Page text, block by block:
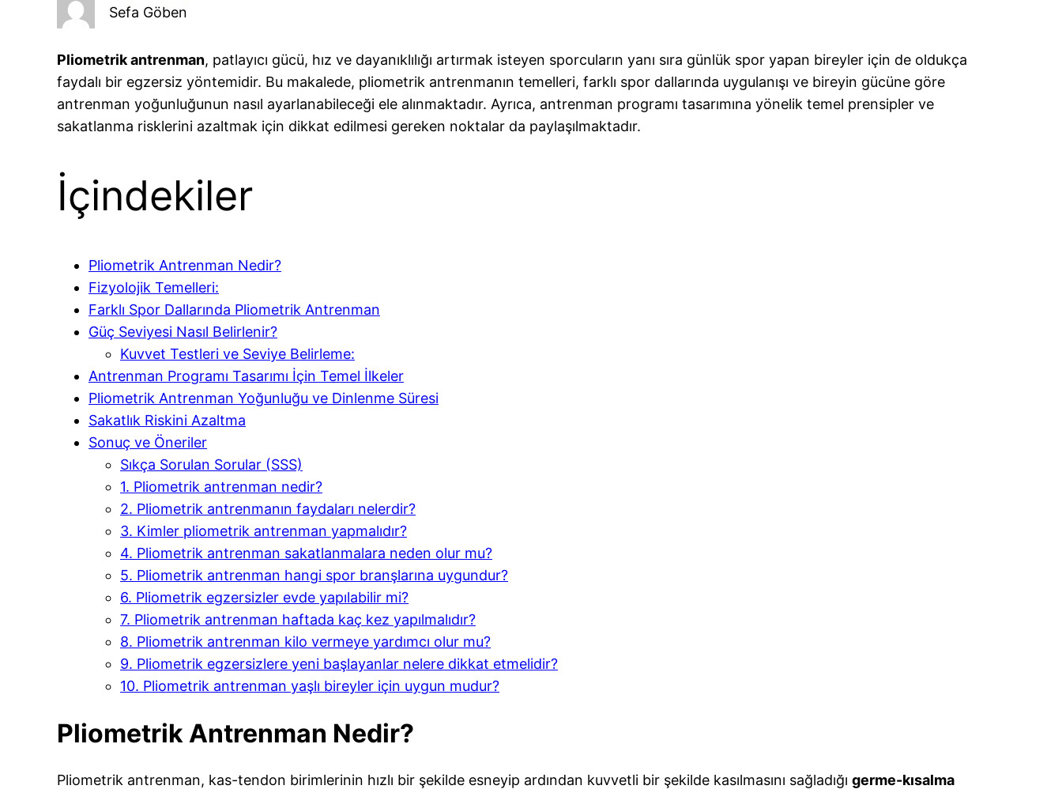
Sefa Göben
Pliometrik antrenman, patlayıcı gücü, hız ve dayanıklılığı artırmak isteyen sporcuların yanı sıra günlük spor yapan bireyler için de oldukça
faydalı bir egzersiz yöntemidir. Bu makalede, pliometrik antrenmanın temelleri, farklı spor dallarında uygulanışı ve bireyin gücüne göre
antrenman yoğunluğunun nasıl ayarlanabileceği ele alınmaktadır. Ayrıca, antrenman programı tasarımına yönelik temel prensipler ve
sakatlanma risklerini azaltmak için dikkat edilmesi gereken noktalar da paylaşılmaktadır.
İçindekiler
Pliometrik Antrenman Nedir?
Fizyolojik Temelleri:
Farklı Spor Dallarında Pliometrik Antrenman
Güç Seviyesi Nasıl Belirlenir?
Kuvvet Testleri ve Seviye Belirleme:
Antrenman Programı Tasarımı İçin Temel İlkeler
Pliometrik Antrenman Yoğunluğu ve Dinlenme Süresi
Sakatlık Riskini Azaltma
Sonuç ve Öneriler
Sıkça Sorulan Sorular (SSS)
1. Pliometrik antrenman nedir?
2. Pliometrik antrenmanın faydaları nelerdir?
3. Kimler pliometrik antrenman yapmalıdır?
4. Pliometrik antrenman sakatlanmalara neden olur mu?
5. Pliometrik antrenman hangi spor branşlarına uygundur?
6. Pliometrik egzersizler evde yapılabilir mi?
7. Pliometrik antrenman haftada kaç kez yapılmalıdır?
8. Pliometrik antrenman kilo vermeye yardımcı olur mu?
9. Pliometrik egzersizlere yeni başlayanlar nelere dikkat etmelidir?
10. Pliometrik antrenman yaşlı bireyler için uygun mudur?
Pliometrik Antrenman Nedir?
Pliometrik antrenman, kas-tendon birimlerinin hızlı bir şekilde esneyip ardından kuvvetli bir şekilde kasılmasını sağladığı germe-kısalma